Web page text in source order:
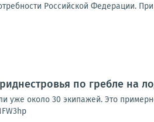
Российской Федерации.
по гребле на
уже около 30 экипажей. Это